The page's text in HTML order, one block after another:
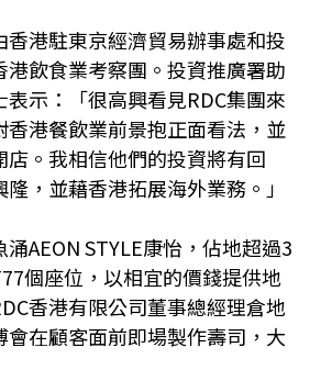
香港駐東京經濟貿易辦事處和投
飲食業考察團。投資推廣署助
示：「很高興看見RDC集團來
港餐飲業前景抱正面看法，並
店。我相信他們的投資將有回
，並藉香港拓展海外業務。」
AEON STYLE康怡，佔地超過3
個座位，以相宜的價錢提供地
香港有限公司董事總經理倉地
會在顧客面前即場製作壽司，大